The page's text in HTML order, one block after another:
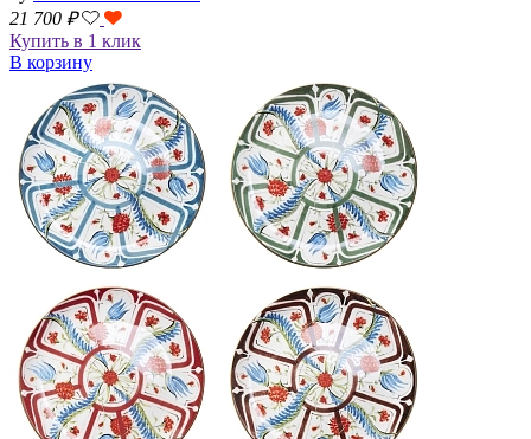
21 700 ₽
Купить в 1 клик
В корзину